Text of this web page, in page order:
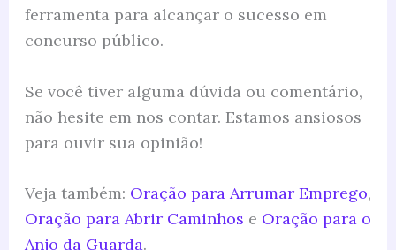
ferramenta para alcançar o sucesso em
concurso público.
Se você tiver alguma dúvida ou comentário,
não hesite em nos contar. Estamos ansiosos
para ouvir sua opinião!
Veja também: Oração para Arrumar Emprego,
Oração para Abrir Caminhos e Oração para o
Anjo da Guarda.